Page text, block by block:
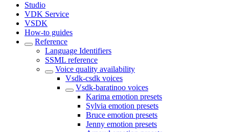
Studio
VDK Service
VSDK
How-to guides
Reference
Language Identifiers
SSML reference
Voice quality availability
Vsdk-csdk voices
Vsdk-baratinoo voices
Karima emotion presets
Sylvia emotion presets
Bruce emotion presets
Jenny emotion presets